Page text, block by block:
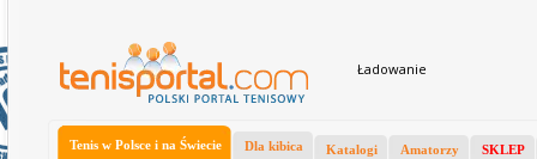
Ładowanie
Tenis w Polsce i na Świecie Dla kibica Katalogi Amatorzy SKLEP